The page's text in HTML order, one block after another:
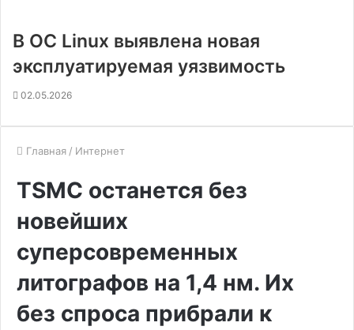
В ОС Linux выявлена новая
эксплуатируемая уязвимость
02.05.2026
Главная / Интернет
TSMC останется без
новейших
суперсовременных
литографов на 1,4 нм. Их
без спроса прибрали к